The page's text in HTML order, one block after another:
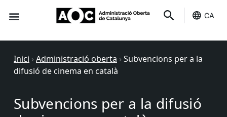
CA
Inici › Administració oberta › Subvencions per a la
difusió de cinema en català
Subvencions per a la difusió